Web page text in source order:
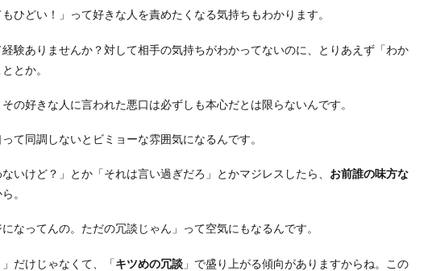
もひどい！」って好きな人を責めたくなる気持ちもわかります。
験ありませんか？対して相手の気持ちがわかってないのに、とりあえず「わか
とか。
の好きな人に言われた悪口は必ずしも本心だとは限らないんです。
て同調しないとビミョーな雰囲気になるんです。
ないけど？」とか「それは言い過ぎだろ」とかマジレスしたら、 お前誰の味方な
。
なってんの。ただの冗談じゃん」って空気にもなるんです。
だけじゃなくて、「キツめの冗談 」で盛り上がる傾向がありますからね。この